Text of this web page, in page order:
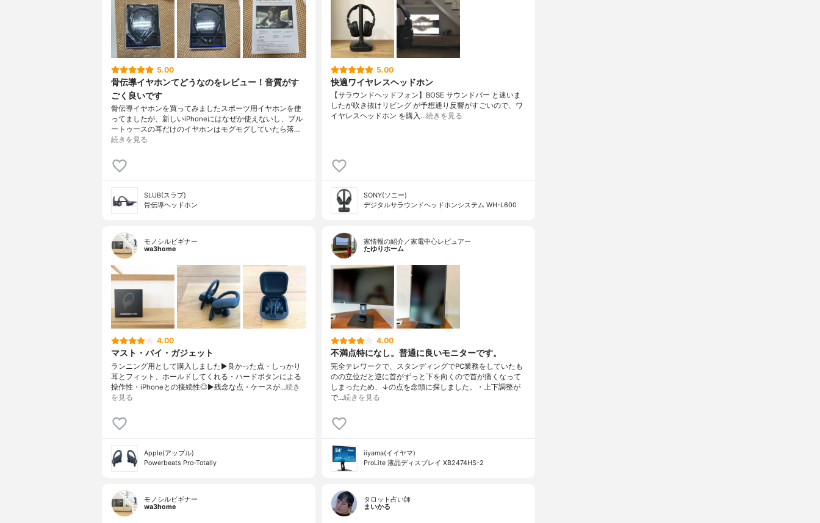
5.00
骨伝導イヤホンてどうなのをレビュー！音質がす
ごく良いです
骨伝導イヤホンを買ってみましたスポーツ用イヤホンを使
ってましたが、新しいiPhoneにはなぜか使えないし、ブル
ートゥースの耳だけのイヤホンはモグモグしていたら落…
続きを見る
SLUB(スラブ)
骨伝導ヘッドホン
5.00
快適ワイヤレスヘッドホン
【サラウンドヘッドフォン】BOSE サウンドバー と迷いま
したが吹き抜けリビング が予想通り反響がすごいので、ワ
イヤレスヘッドホン を購入…続きを見る
SONY(ソニー)
デジタルサラウンドヘッドホンシステム WH-L600
モノシルビギナー
wa3home
4.00
マスト・バイ・ガジェット
ランニング用として購入しました▶︎良かった点・しっかり
耳とフィット、ホールドしてくれる・ハードボタンによる
操作性・iPhoneとの接続性◎▶︎残念な点・ケースが…続き
を見る
Apple(アップル)
Powerbeats Pro-Totally
家情報の紹介／家電中心レビュアー
たゆりホーム
4.00
不満点特になし。普通に良いモニターです。
完全テレワークで、スタンディングでPC業務をしていたも
のの立位だと逆に首がずっと下を向くので首が痛くなって
しまったため、↓の点を念頭に探しました。・上下調整が
で…続きを見る
iiyama(イイヤマ)
ProLite 液晶ディスプレイ XB2474HS-2
モノシルビギナー
wa3home
タロット占い師
まいかる